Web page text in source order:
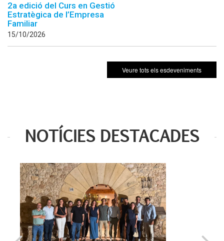
2a edició del Curs en Gestió
Estratègica de l’Empresa
Familiar
15/10/2026
Veure tots els esdeveniments
NOTÍCIES DESTACADES